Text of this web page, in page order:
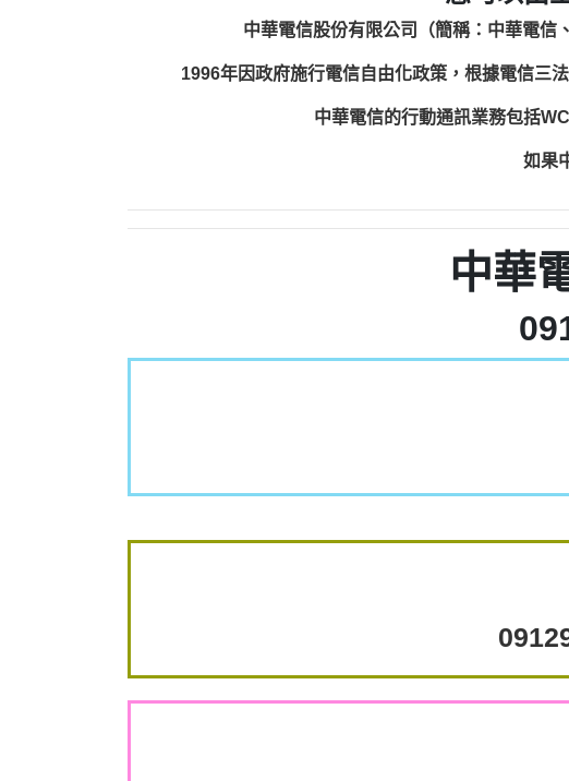
中華電信股份有限公司（簡稱：中華電信
1996年因政府施行電信自由化政策，根據電信三
中華電信的行動通訊業務包括
如果
中華